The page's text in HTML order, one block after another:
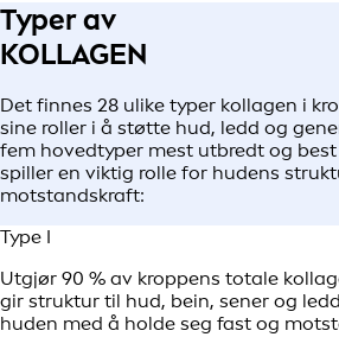
Typer av
KOLLAGEN
Det finnes 28 ulike typer kollagen i
sine roller i å støtte hud, ledd og
fem hovedtyper mest utbredt og
spiller en viktig rolle for hudens
motstandskraft:
Type I
Utgjør 90 % av kroppens totale
gir struktur til hud, bein, sener og
huden med å holde seg fast og